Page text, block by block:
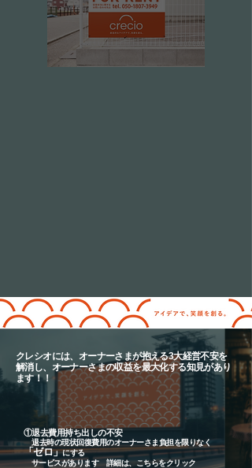
​クレシオには、オーナーさまが抱える3大経営不安を
​解消し、オーナーさまの収益を最大化する知見があり
ます！！
​①退去費用持ち出しの不安
退去時の現状回復費用のオーナーさま負担を限りなく
「ゼロ」にする
​ サービスがあります 詳細は、こちらをクリック